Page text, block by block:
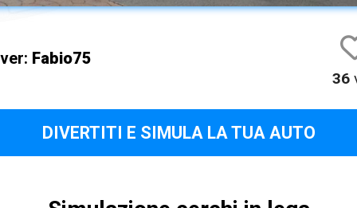
Fabio75
36
DIVERTITI E SIMULA LA TUA AUTO